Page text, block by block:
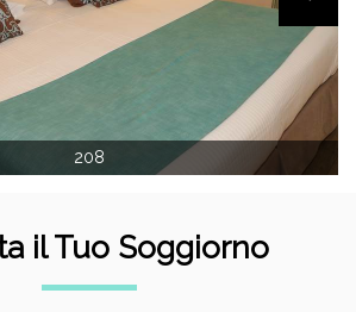
208
il Tuo Soggiorno